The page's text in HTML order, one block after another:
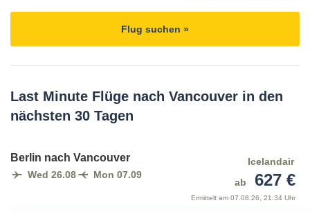
Flug suchen »
Last Minute Flüge nach Vancouver in den
nächsten 30 Tagen
Berlin nach Vancouver
Wed 26.08 Mon 07.09
Icelandair
ab
627 €
Ermittelt am 07.08.26, 21:34 Uhr